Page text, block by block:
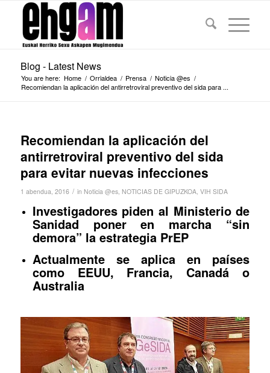
Blog - Latest News
You are here: Home / Orrialdea / Prensa / Noticia @es /
Recomiendan la aplicación del antirretroviral preventivo del sida para ...
Recomiendan la aplicación del
antirretroviral preventivo del sida
para evitar nuevas infecciones
1 abendua, 2016 / in Noticia @es, NOTICIAS DE GIPUZKOA, VIH SIDA
Investigadores piden al Ministerio de
Sanidad poner en marcha “sin
demora” la estrategia PrEP
Actualmente se aplica en países
como EEUU, Francia, Canadá o
Australia